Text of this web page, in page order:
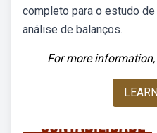
completo para o estudo
análise de balanços.
For more